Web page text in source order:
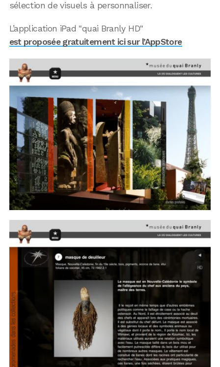
sélection de visuels à personnaliser.
L’application iPad "quai Branly HD"
est proposée gratuitement ici sur l’AppStore